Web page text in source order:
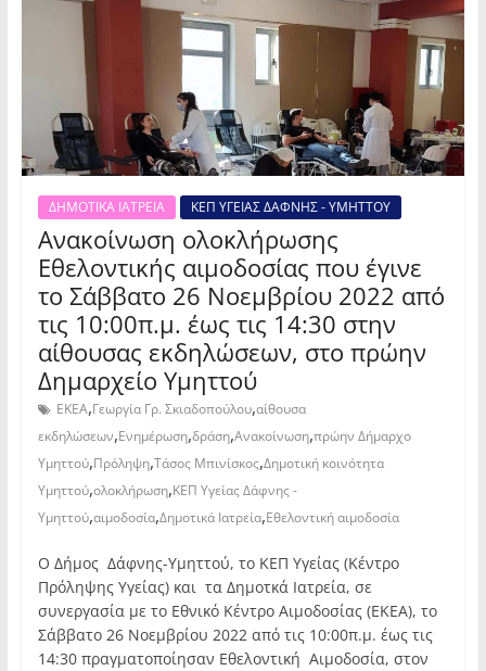
ΔΗΜΟΤΙΚΑ ΙΑΤΡΕΙΑ ΚΕΠ ΥΓΕΙΑΣ ΔΑΦΝΗΣ - ΥΜΗΤΤΟΥ
Ανακοίνωση ολοκλήρωσης
Εθελοντικής αιμοδοσίας που έγινε
το Σάββατο 26 Νοεμβρίου 2022 από
τις 10:00π.μ. έως τις 14:30 στην
αίθουσας εκδηλώσεων, στο πρώην
Δημαρχείο Υμηττού
ΕΚΕΑ,Γεωργία Γρ. Σκιαδοπούλου,αίθουσα
εκδηλώσεων,Ενημέρωση,δράση,Ανακοίνωση,πρώην Δήμαρχο
Υμηττού,Πρόληψη,Τάσος Μπινίσκος,Δημοτική κοινότητα
Υμηττού,ολοκλήρωση,ΚΕΠ Υγείας Δάφνης -
Υμηττού,αιμοδοσία,Δημοτικά Ιατρεία,Εθελοντική αιμοδοσία
Ο Δήμος Δάφνης-Υμηττού, το ΚΕΠ Υγείας (Κέντρο
Πρόληψης Υγείας) και τα Δημοτκά Ιατρεία, σε
συνεργασία με το Εθνικό Κέντρο Αιμοδοσίας (ΕΚΕΑ), το
Σάββατο 26 Νοεμβρίου 2022 από τις 10:00π.μ. έως τις
14:30 πραγματοποίησαν Εθελοντική Αιμοδοσία, στον